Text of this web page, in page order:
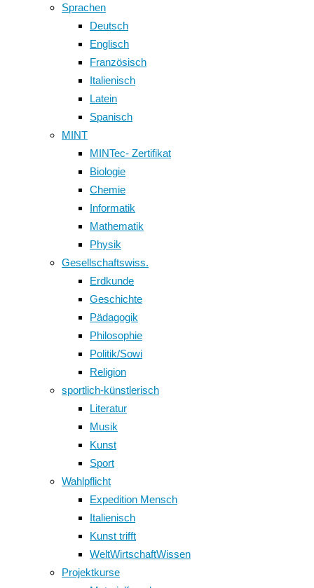
Sprachen
Deutsch
Englisch
Französisch
Italienisch
Latein
Spanisch
MINT
MINTec- Zertifikat
Biologie
Chemie
Informatik
Mathematik
Physik
Gesellschaftswiss.
Erdkunde
Geschichte
Pädagogik
Philosophie
Politik/Sowi
Religion
sportlich-künstlerisch
Literatur
Musik
Kunst
Sport
Wahlpflicht
Expedition Mensch
Italienisch
Kunst trifft
WeltWirtschaftWissen
Projektkurse